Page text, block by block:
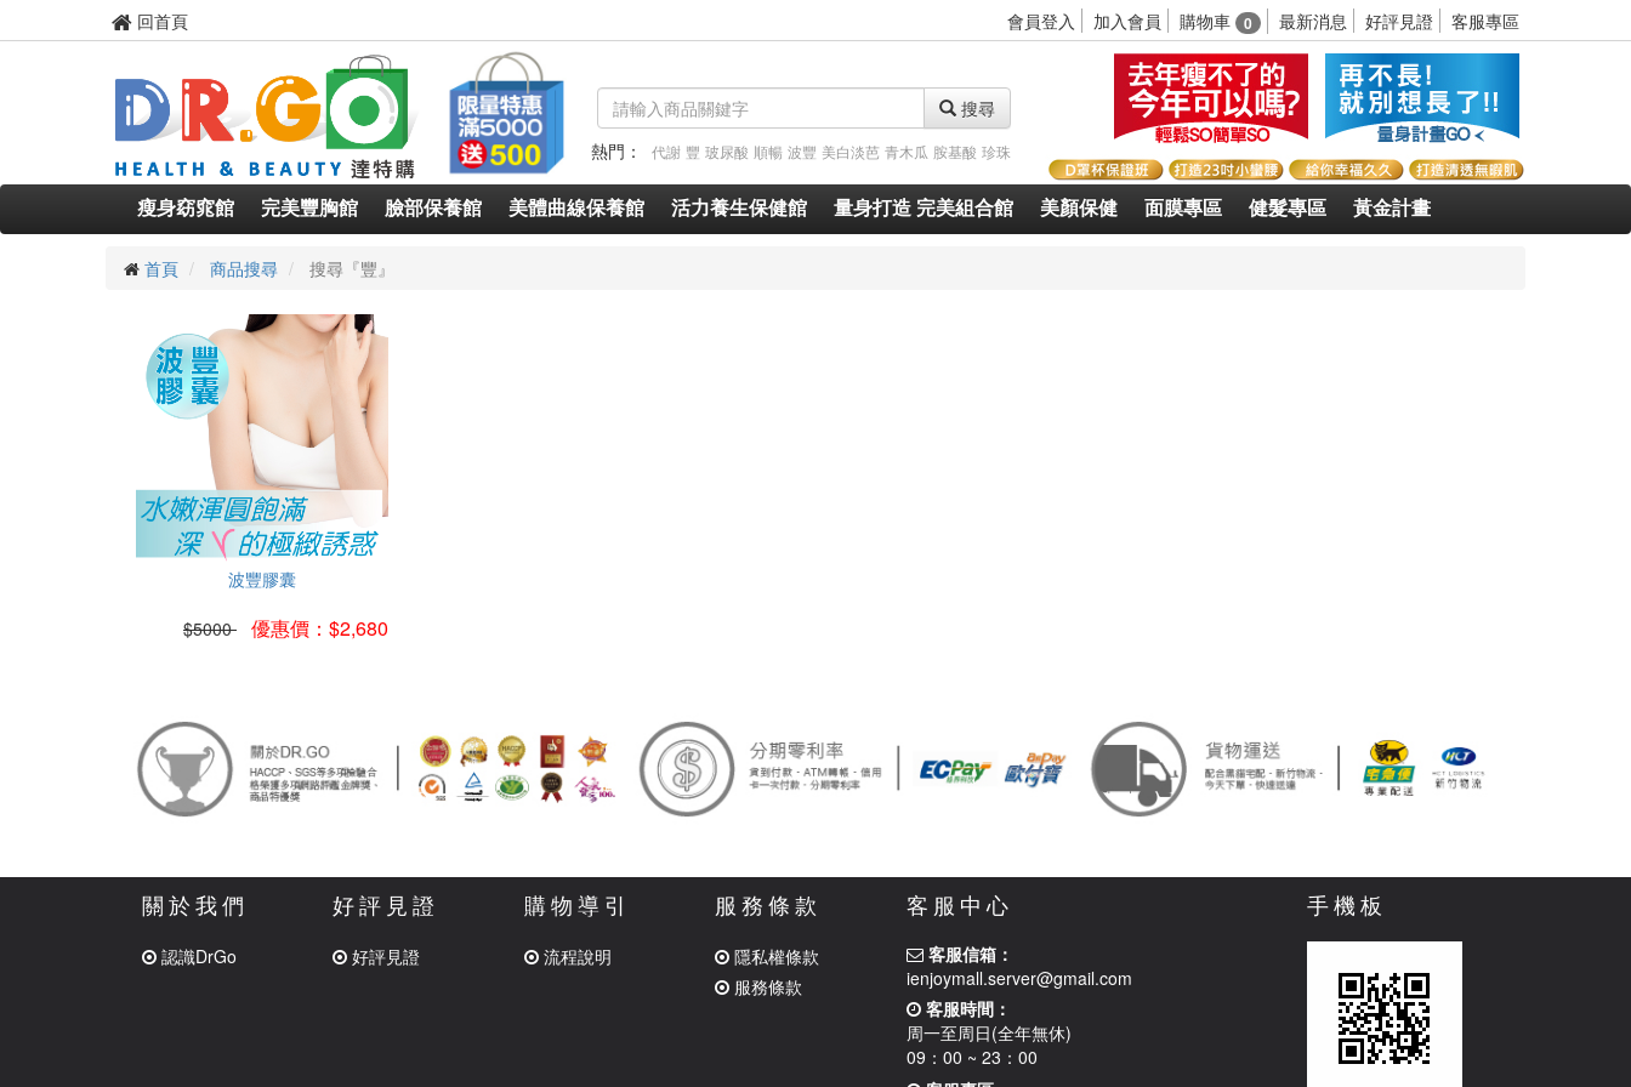
回首頁 會員登入 加入會員 購物車 0 最新消息 好評見證 客服專區
搜尋
熱門：
代謝 豐 玻尿酸 順暢 波豐 美白淡芭 青木瓜 胺基酸 珍珠
瘦身窈窕館 完美豐胸館 臉部保養館 美體曲線保養館 活力養生保健館 量身打造 完美組合館 美顏保健 面膜專區 健髮專區 黃金計畫
首頁 商品搜尋 搜尋『豐』
波豐膠囊
$5000 優惠價：$2,680
關於我們
認識DrGo
好評見證
好評見證
購物導引
流程說明
服務條款
隱私權條款
服務條款
客服中心
客服信箱：
ienjoymall.server@gmail.com
客服時間：
周一至周日(全年無休)
09：00 ~ 23：00
手機板